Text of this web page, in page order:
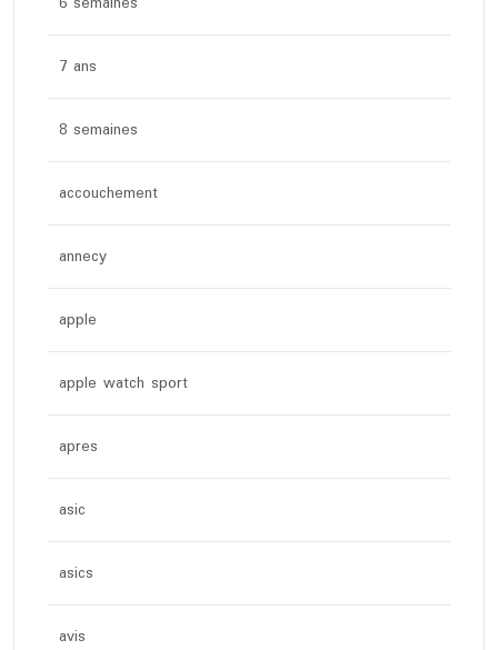
7 ans
8 semaines
accouchement
annecy
apple
apple watch sport
apres
asic
asics
avis